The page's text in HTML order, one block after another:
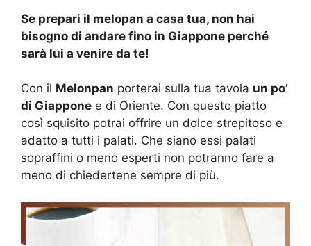
Se prepari il melopan a casa tua, non hai
bisogno di andare fino in Giappone perché
sarà lui a venire da te!
Con il Melonpan porterai sulla tua tavola un po’
di Giappone e di Oriente. Con questo piatto
così squisito potrai offrire un dolce strepitoso e
adatto a tutti i palati. Che siano essi palati
sopraffini o meno esperti non potranno fare a
meno di chiedertene sempre di più.